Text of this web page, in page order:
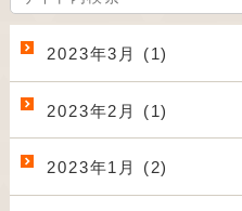
2023年3月 (1)
2023年2月 (1)
2023年1月 (2)